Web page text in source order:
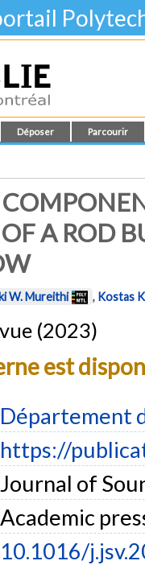
Déposer Parcourir
A ROD
W. Mureithi , Kostas
(2023)
est
Département
https://
Journal of
Academic
10.1016/